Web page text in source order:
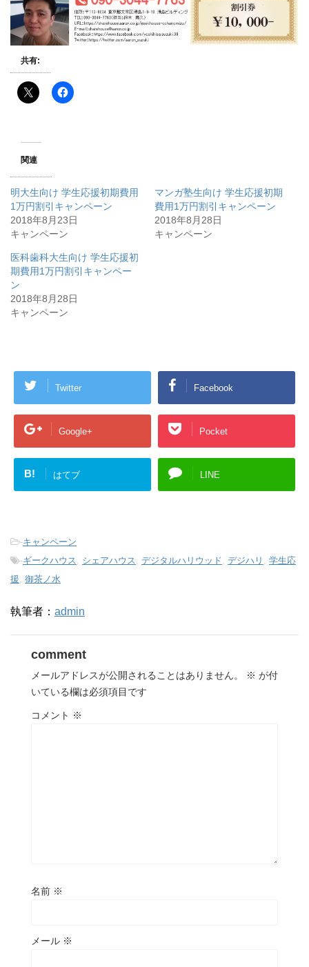
共有:
関連
明大生向け 学生応援初期費用
1万円割引キャンペーン
2018年8月23日
キャンペーン
マンガ塾生向け 学生応援初期
費用1万円割引キャンペーン
2018年8月28日
キャンペーン
医科歯科大生向け 学生応援初
期費用1万円割引キャンペー
ン
2018年8月28日
キャンペーン
Twitter Facebook
Google+ Pocket
B! はてブ LINE
-キャンペーン
-ギークハウス, シェアハウス, デジタルハリウッド, デジハリ , 学生応
援, 御茶ノ水
執筆者： admin
comment
メールアドレスが公開されることはありません。 ※ が付
いている欄は必須項目です
コメント ※
名前 ※
メール ※